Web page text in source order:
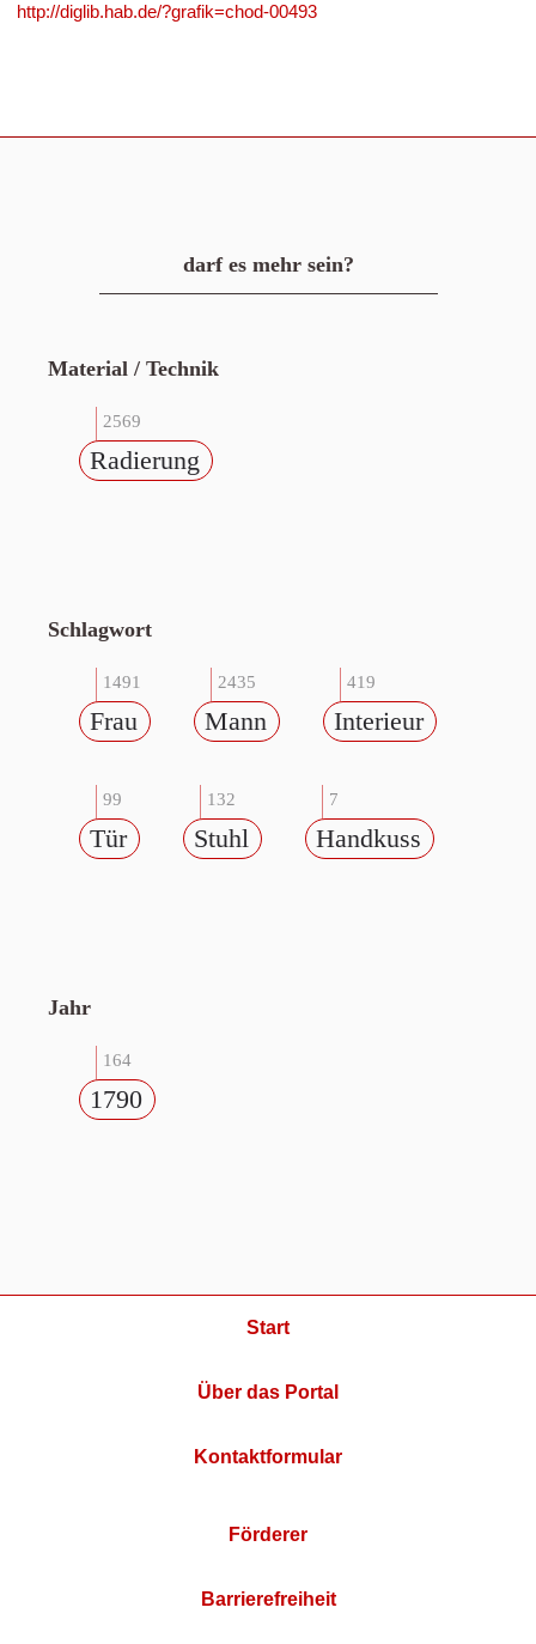
http://diglib.hab.de/?grafik=chod-00493
darf es mehr sein?
Material / Technik
2569
Radierung
Schlagwort
1491
Frau
2435
Mann
419
Interieur
99
Tür
132
Stuhl
7
Handkuss
Jahr
164
1790
Start
Über das Portal
Kontaktformular
Förderer
Barrierefreiheit